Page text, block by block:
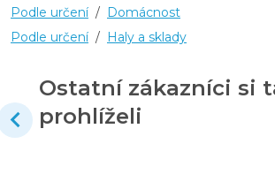
Podle určení / Domácnost
Podle určení / Haly a sklady
Ostatní zákazníci si
prohlíželi